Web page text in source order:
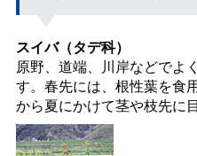
スイバ（タデ科）
原野、道端、川岸などでよ
す。春先には、根性葉を食
から夏にかけて茎や枝先に